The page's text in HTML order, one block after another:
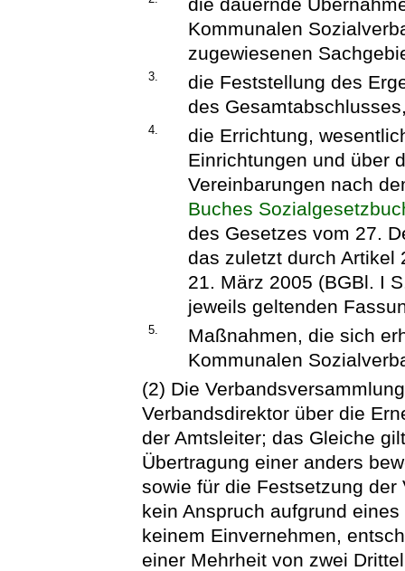
Kommunalen
zugewiesenen
3.
die Feststellung des
des
4.
die Errichtung,
Einrichtungen und über
Vereinbarungen nach
Buches
des Gesetzes vom 27.
das zuletzt durch Artikel
21. März 2005 (BGBl. I
jeweils geltenden
5.
Maßnahmen, die sich
Kommunalen
(2) Die
Verbandsdirektor über die
der Amtsleiter; das Gleiche
Übertragung einer anders
sowie für die Festsetzung
kein Anspruch aufgrund
keinem Einvernehmen,
einer Mehrheit von zwei